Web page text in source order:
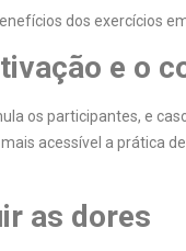
dos exercícios
e o
os participantes, e
acessível a prática
as dores